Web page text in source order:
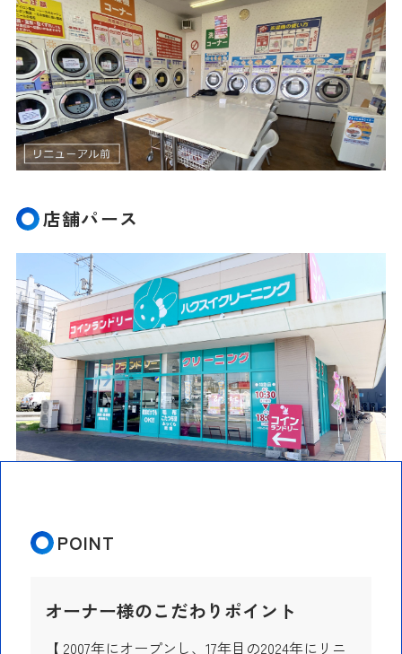
店舗パース
POINT
オーナー様のこだわりポイント
【 2007年にオープンし、17年目の2024年にリニ